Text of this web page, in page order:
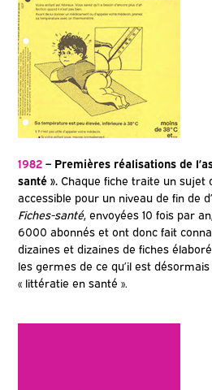
1982 – Premières réalisations de
santé ». Chaque fiche traite un sujet
accessible pour un niveau de fin de
Fiches-santé, envoyées 10 fois par
6000 abonnés et ont donc fait
dizaines et dizaines de fiches
les germes de ce qu’il est
« littératie en santé ».